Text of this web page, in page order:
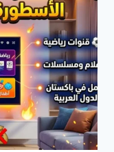
إصدار
وطريقة
التثبيت
بسهولة